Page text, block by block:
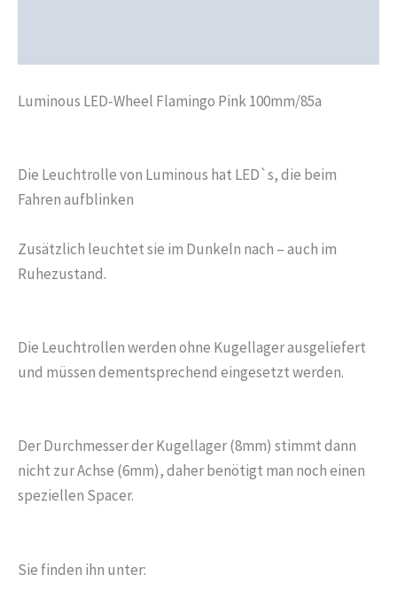
Luminous LED-Wheel Flamingo Pink 100mm/85a
Die Leuchtrolle von Luminous hat LED`s, die beim
Fahren aufblinken
Zusätzlich leuchtet sie im Dunkeln nach – auch im
Ruhezustand.
Die Leuchtrollen werden ohne Kugellager ausgeliefert
und müssen dementsprechend eingesetzt werden.
Der Durchmesser der Kugellager (8mm) stimmt dann
nicht zur Achse (6mm), daher benötigt man noch einen
speziellen Spacer.
Sie finden ihn unter: